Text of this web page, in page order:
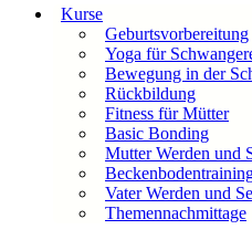
Kurse
Geburtsvorbereitung
Yoga für
Bewegung in der
Rückbildung
Fitness für Mütter
Basic Bonding
Mutter Werden und
Vater Werden und
Themennachmittage